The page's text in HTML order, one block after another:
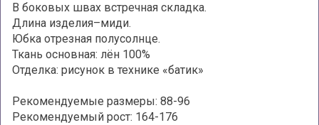
В боковых швах встречная складка.
Длина изделия–миди.
Юбка отрезная полусолнце.
Ткань основная: лён 100%
Отделка: рисунок в технике «батик»
Рекомендуемые размеры: 88-96
Рекомендуемый рост: 164-176